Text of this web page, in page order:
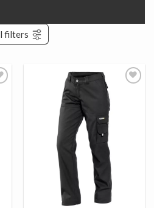
filters